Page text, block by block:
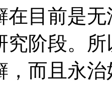
在目前是
究阶段。
，而且永